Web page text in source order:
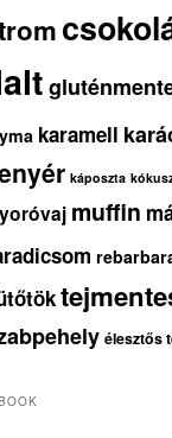
karamell
káposzta
muffin
élesztős